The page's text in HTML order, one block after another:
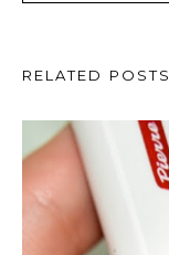
RELATED POSTS